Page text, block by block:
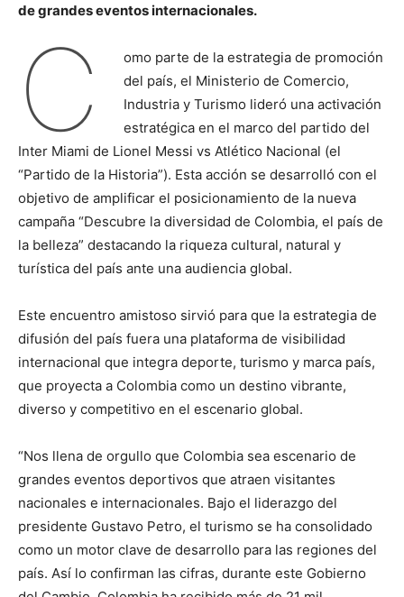
de grandes eventos internacionales.
C
omo parte de la estrategia de promoción
del país, el Ministerio de Comercio,
Industria y Turismo lideró una activación
estratégica en el marco del partido del
Inter Miami de Lionel Messi vs Atlético Nacional (el
“Partido de la Historia”). Esta acción se desarrolló con el
objetivo de amplificar el posicionamiento de la nueva
campaña “Descubre la diversidad de Colombia, el país de
la belleza” destacando la riqueza cultural, natural y
turística del país ante una audiencia global.
Este encuentro amistoso sirvió para que la estrategia de
difusión del país fuera una plataforma de visibilidad
internacional que integra deporte, turismo y marca país,
que proyecta a Colombia como un destino vibrante,
diverso y competitivo en el escenario global.
“Nos llena de orgullo que Colombia sea escenario de
grandes eventos deportivos que atraen visitantes
nacionales e internacionales. Bajo el liderazgo del
presidente Gustavo Petro, el turismo se ha consolidado
como un motor clave de desarrollo para las regiones del
país. Así lo confirman las cifras, durante este Gobierno